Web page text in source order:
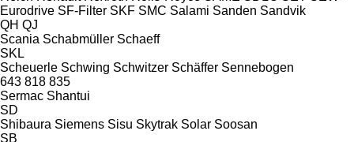
Eurodrive SF-Filter SKF SMC Salami Sanden Sandvik
QH QJ
Scania Schabmüller Schaeff
SKL
Scheuerle Schwing Schwitzer Schäffer Sennebogen
643 818 835
Sermac Shantui
SD
Shibaura Siemens Sisu Skytrak Solar Soosan
SB